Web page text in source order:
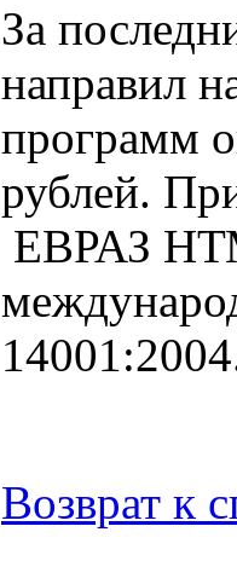
За
направил
программ
рублей.
ЕВРАЗ
Возврат к